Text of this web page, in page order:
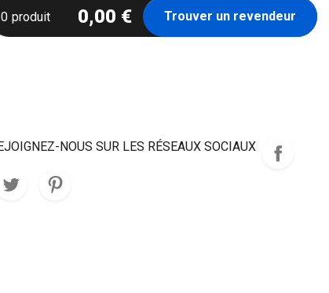
0 produit 0,00 € Trouver un revendeur
NOUS SUR LES RÉSEAUX SOCIAUX